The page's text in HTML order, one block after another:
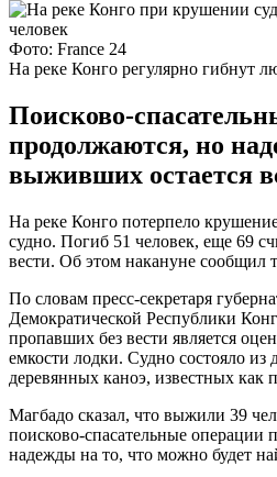
Фото: France 24
На реке Конго регулярно гибнут
Поисково-
продолжаются, но
выживших остается
На реке Конго потерпело
судно. Погиб 51 человек, еще 69
вести. Об этом накануне сообщил
По словам пресс-секретаря
Демократической Республики
пропавших без вести является
емкости лодки. Судно состояло из
деревянных каноэ, известных как
Магбадо сказал, что выжили 39
поисково-спасательные операции
надежды на то, что можно будет